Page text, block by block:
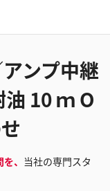
ンプ中継
10 ｍ O
、 当社の専門スタ